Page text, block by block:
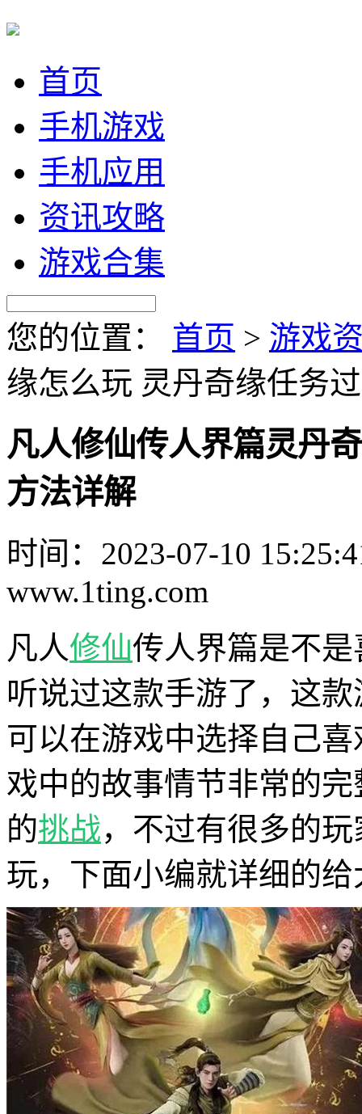
首页
手机游戏
手机应用
资讯攻略
游戏合集
您的位置： 首页 > 游戏
缘怎么玩 灵丹奇缘任务
凡人修仙传人界篇灵丹
方法详解
时间：2023-07-10
www.1ting.com
凡人修仙传人界篇是不
听说过这款手游了，这
可以在游戏中选择自己
戏中的故事情节非常的
的挑战，不过有很多的
玩，下面小编就详细的